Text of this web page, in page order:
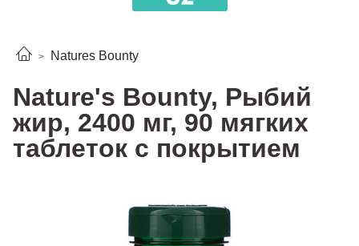
Natures Bounty
Nature's Bounty, Рыбий
жир, 2400 мг, 90 мягких
таблеток с покрытием